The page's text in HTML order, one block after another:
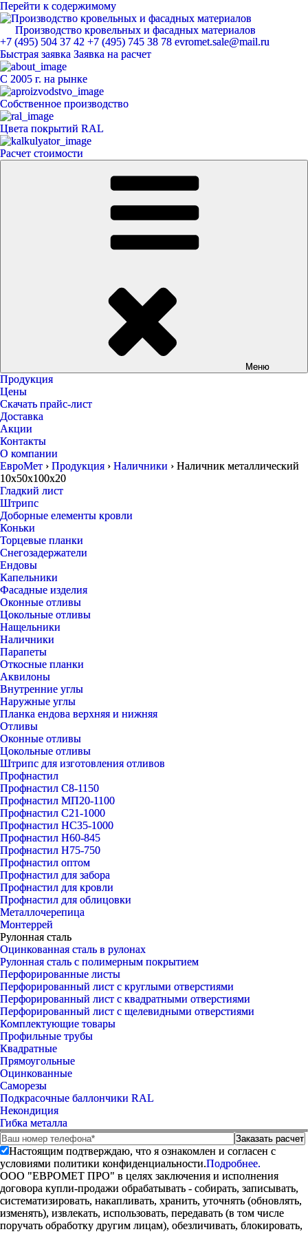
Перейти к содержимому
Производство кровельных и фасадных материалов
ЕвроМет
+7 (495) 504 37 42 +7 (495) 745 38 78 evromet.sale@mail.ru
Быстрая заявка Заявка на расчет
С 2005 г. на рынке
Собственное производство
Цвета покрытий RAL
Расчет стоимости
Меню
Продукция
Цены
Скачать прайс-лист
Доставка
Акции
Контакты
О компании
ЕвроМет › Продукция › Наличники › Наличник металлический
10х50х100х20
Гладкий лист
Штрипс
Доборные елементы кровли
Коньки
Торцевые планки
Снегозадержатели
Ендовы
Капельники
Фасадные изделия
Оконные отливы
Цокольные отливы
Нащельники
Наличники
Парапеты
Откосные планки
Аквилоны
Внутренние углы
Наружные углы
Планка ендова верхняя и нижняя
Отливы
Оконные отливы
Цокольные отливы
Штрипс для изготовления отливов
Профнастил
Профнастил С8-1150
Профнастил МП20-1100
Профнастил С21-1000
Профнастил НС35-1000
Профнастил Н60-845
Профнастил Н75-750
Профнастил оптом
Профнастил для забора
Профнастил для кровли
Профнастил для облицовки
Металлочерепица
Монтеррей
Рулонная сталь
Оцинкованная сталь в рулонах
Рулонная сталь с полимерным покрытием
Перфорированные листы
Перфорированный лист с круглыми отверстиями
Перфорированный лист с квадратными отверстиями
Перфорированный лист с щелевидными отверстиями
Комплектующие товары
Профильные трубы
Квадратные
Прямоугольные
Оцинкованные
Саморезы
Подкрасочные баллончики RAL
Некондиция
Гибка металла
Настоящим подтверждаю, что я ознакомлен и согласен с
условиями политики конфиденциальности.Подробнее.
ООО "ЕВРОМЕТ ПРО" в целях заключения и исполнения
договора купли-продажи обрабатывать - собирать, записывать,
систематизировать, накапливать, хранить, уточнять (обновлять,
изменять), извлекать, использовать, передавать (в том числе
поручать обработку другим лицам), обезличивать, блокировать,